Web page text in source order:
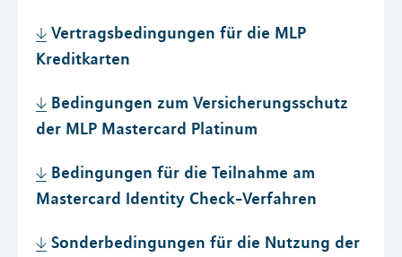
Vertragsbedingungen für die MLP
Kreditkarten
Bedingungen zum Versicherungsschutz
der MLP Mastercard Platinum
Bedingungen für die Teilnahme am
Mastercard Identity Check-Verfahren
Sonderbedingungen für die Nutzung der